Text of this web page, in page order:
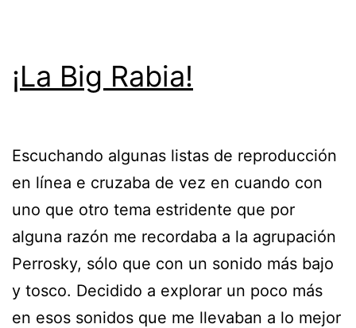
¡La Big Rabia!
Escuchando algunas listas de reproducción
en línea e cruzaba de vez en cuando con
uno que otro tema estridente que por
alguna razón me recordaba a la agrupación
Perrosky, sólo que con un sonido más bajo
y tosco. Decidido a explorar un poco más
en esos sonidos que me llevaban a lo mejor